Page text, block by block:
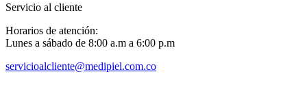
Servicio al cliente
Horarios de atención:
Lunes a sábado de 8:00 a.m a 6:00 p.m
servicioalcliente@medipiel.com.co